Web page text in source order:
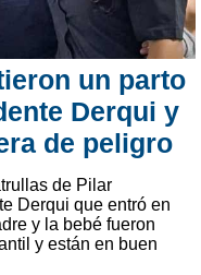
un parto
Derqui y
de peligro
de Pilar
Derqui que entró en
y la bebé fueron
y están en buen